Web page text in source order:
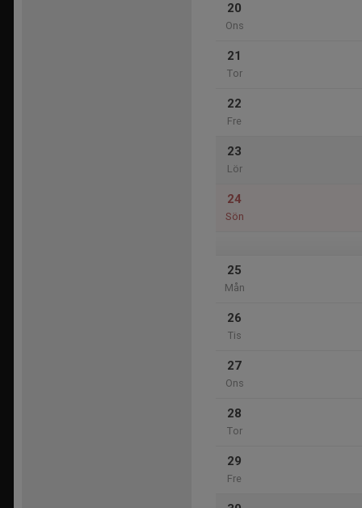
20
Ons
21
Tor
22
Fre
23
Lör
24
Sön
25
Mån
26
Tis
27
Ons
28
Tor
29
Fre